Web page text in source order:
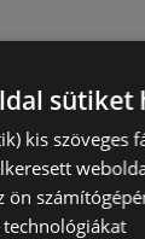
akciós
akciós
sütiket
kis szöveges
ön